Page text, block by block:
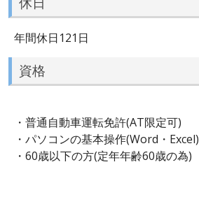
年間休日121日
資格
・普通自動車運転免許(AT限定可)
・パソコンの基本操作(Word・Excel)
・60歳以下の方(定年年齢60歳の為)